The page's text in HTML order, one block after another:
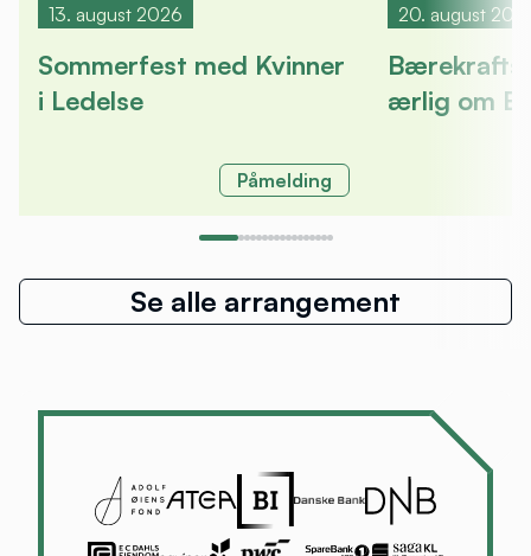
13. august 2026
Sommerfest med Kvinner
i Ledelse
Påmelding
20. august
ærlig om
Se alle arrangement